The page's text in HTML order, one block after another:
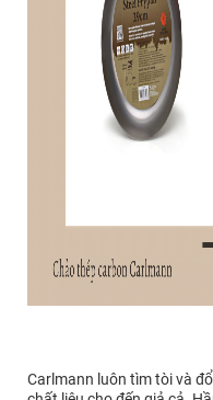
Carlmann luôn tìm tòi và